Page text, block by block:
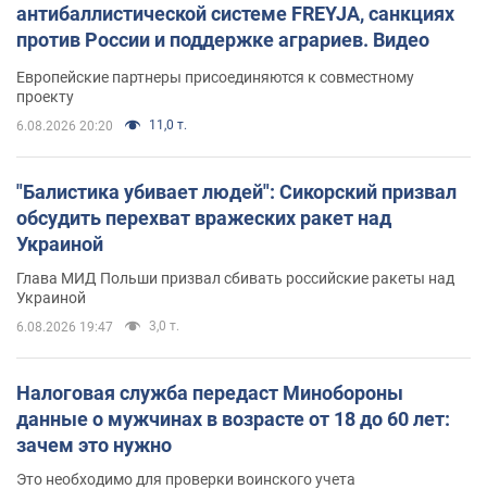
антибаллистической системе FREYJA, санкциях
против России и поддержке аграриев. Видео
Европейские партнеры присоединяются к совместному
проекту
6.08.2026 20:20 11,0 т.
"Балистика убивает людей": Сикорский призвал
обсудить перехват вражеских ракет над
Украиной
Глава МИД Польши призвал сбивать российские ракеты над
Украиной
6.08.2026 19:47 3,0 т.
Налоговая служба передаст Минобороны
данные о мужчинах в возрасте от 18 до 60 лет:
зачем это нужно
Это необходимо для проверки воинского учета